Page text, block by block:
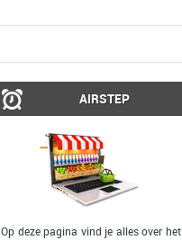
COMPUTERS
2
AIRSTEP
Op deze pagina vind je alles over het